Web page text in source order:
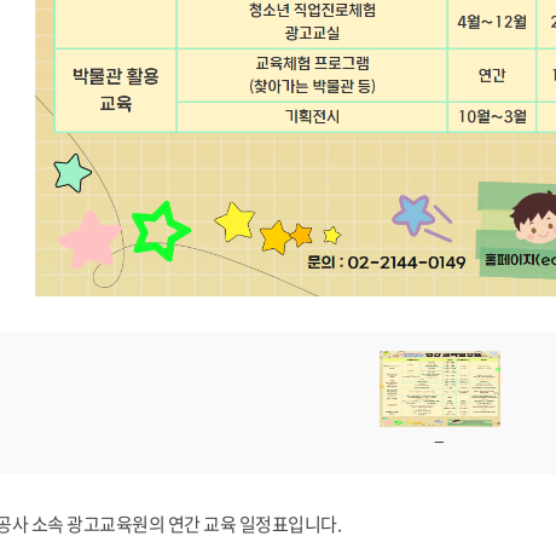
사 소속 광고교육원의 연간 교육 일정표입니다.